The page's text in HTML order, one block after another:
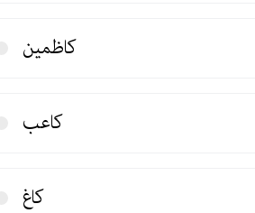
كاظمین
كاعب
كاغ